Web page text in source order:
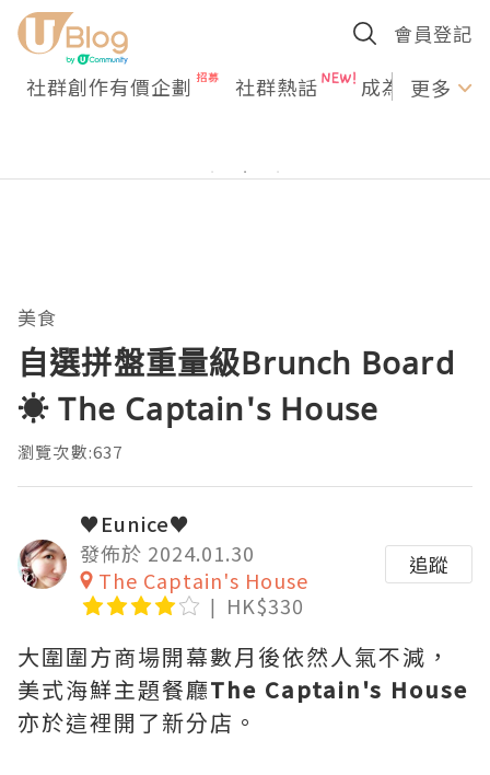
會員登記
社群創作有價企劃 社群熱話 成為U更多
美食
自選拼盤重量級Brunch Board
☀ The Captain's House
瀏覽次數:637
♥Eunice♥
發佈於 2024.01.30
The Captain's House
HK$330
追蹤
大圍圍方商場開幕數月後依然人氣不減，
美式海鮮主題餐廳The Captain's House
亦於這裡開了新分店。